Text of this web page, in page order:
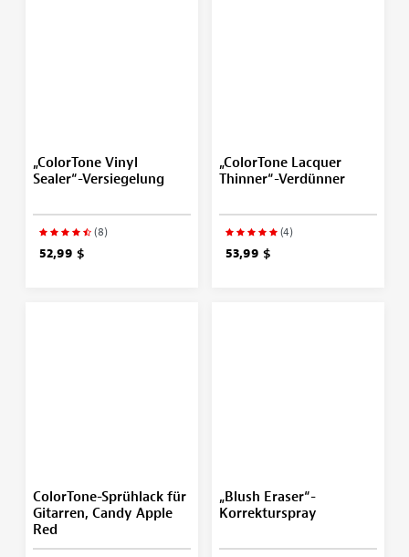
„ColorTone Vinyl
Sealer“-Versiegelung
(8)
52,99 $
„ColorTone Lacquer
Thinner“-Verdünner
(4)
53,99 $
ColorTone-Sprühlack für
Gitarren, Candy Apple
Red
„Blush Eraser“-
Korrekturspray